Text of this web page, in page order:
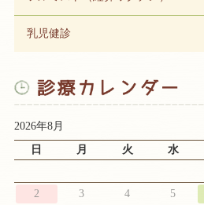
乳児健診
2026年8月
日
月 火 水
2
3 4 5